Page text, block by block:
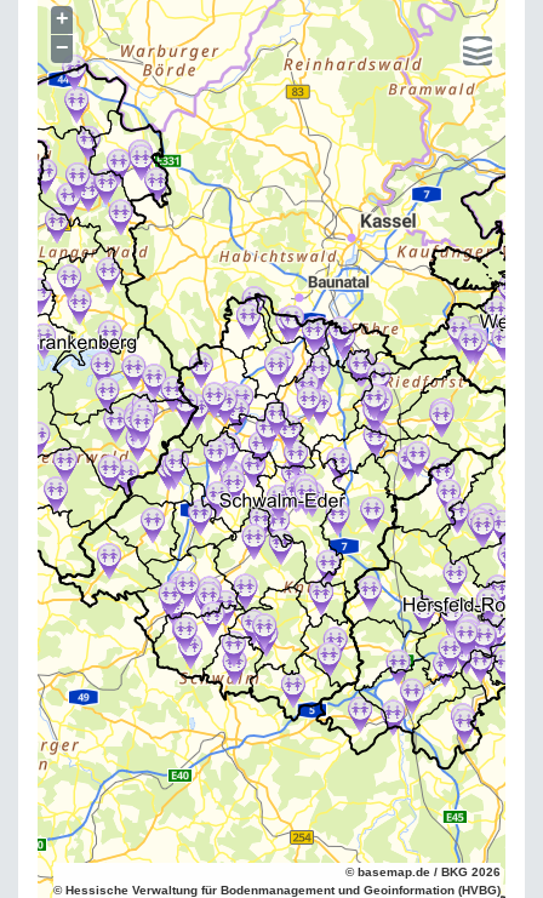
+
−
© basemap.de / BKG 2026
© Hessische Verwaltung für Bodenmanagement und Geoinformation (HVBG)